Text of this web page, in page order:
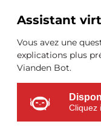
Assistant
Vous avez une
explications plus
Vianden Bot.
Cliquez